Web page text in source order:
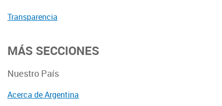
Transparencia
MÁS SECCIONES
Nuestro País
Acerca de Argentina